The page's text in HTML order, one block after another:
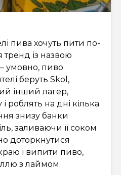
пива хочуть пити по-
тренд із назвою
умовно, пиво
беруть Skol,
інший лагер,
роблять на дні кілька
знизу банки
заливаючи її соком
доторкнутися
і випити пиво,
з лаймом.